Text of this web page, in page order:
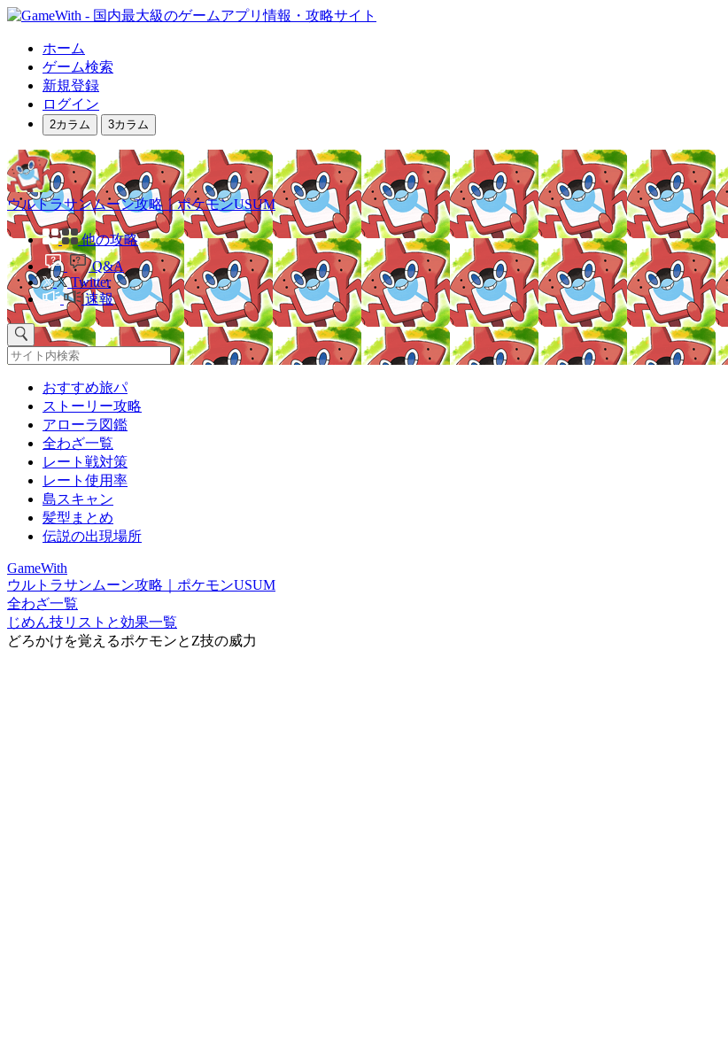
ホーム
ゲーム検索
新規登録
ログイン
2カラム 3カラム
ウルトラサンムーン攻略｜ポケモンUSUM
他の攻略
Q&A
Twitter
速報
おすすめ旅パ
ストーリー攻略
アローラ図鑑
全わざ一覧
レート戦対策
レート使用率
島スキャン
髪型まとめ
伝説の出現場所
GameWith
ウルトラサンムーン攻略｜ポケモンUSUM
全わざ一覧
じめん技リストと効果一覧
どろかけを覚えるポケモンとZ技の威力